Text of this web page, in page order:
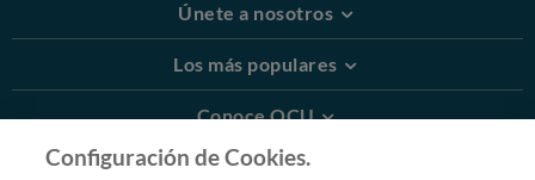
Únete a nosotros
Los más populares
Conoce OCU
Más Información
Configuración de Cookies.